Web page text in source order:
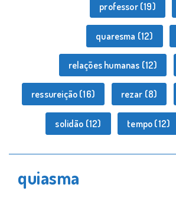
professor(19)
quaresma (12)
relações humanas (12)
ressureição (16) rezar (8)
solidão (12) tempo (12)
quiasma